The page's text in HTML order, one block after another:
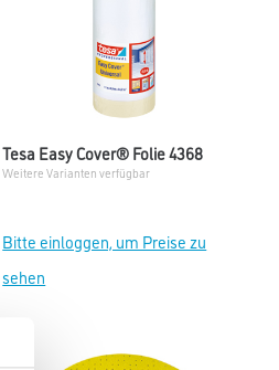
Tesa Easy Cover® Folie 4368
Weitere Varianten verfügbar
Bitte einloggen, um Preise zu
sehen